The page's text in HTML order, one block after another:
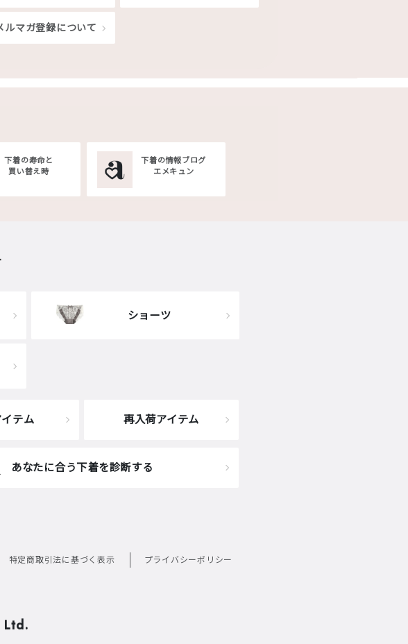
ルマガ登録について
下着の寿命と
買い替え時
下着の情報ブログ
エメキュン
ショーツ
テム 再入荷アイテム
あなたに合う下着を診断する
特定商取引法に基づく表示 プライバシーポリシー
Ltd.